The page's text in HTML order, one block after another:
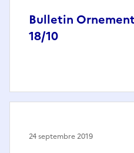
Bulletin
18/10
24 septembre 2019